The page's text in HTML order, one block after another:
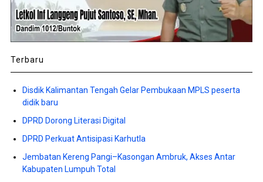
Terbaru
Disdik Kalimantan Tengah Gelar Pembukaan MPLS peserta
didik baru
DPRD Dorong Literasi Digital
DPRD Perkuat Antisipasi Karhutla
Jembatan Kereng Pangi–Kasongan Ambruk, Akses Antar
Kabupaten Lumpuh Total